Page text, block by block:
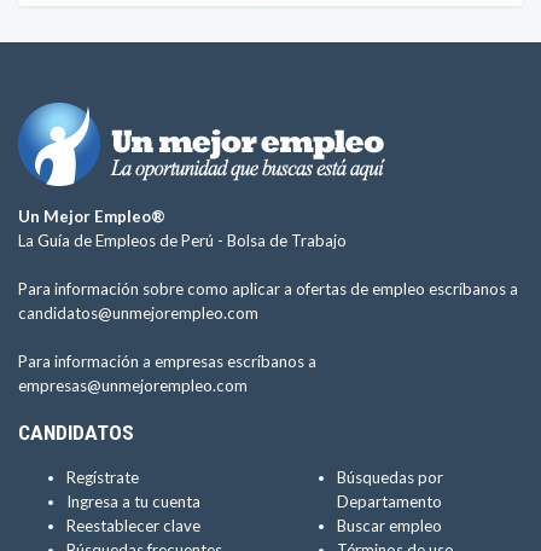
Un Mejor Empleo®
La Guía de Empleos de Perú - Bolsa de Trabajo
Para información sobre como aplicar a ofertas de empleo escríbanos a
candidatos@unmejorempleo.com
Para información a empresas escríbanos a
empresas@unmejorempleo.com
CANDIDATOS
Regístrate
Ingresa a tu cuenta
Reestablecer clave
Búsquedas por
Departamento
Buscar empleo